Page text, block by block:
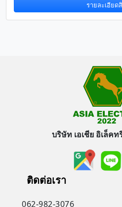
รายละเอียด
บริษัท เอเชีย อิเล็ค
ติดต่อเรา
062-982-3076